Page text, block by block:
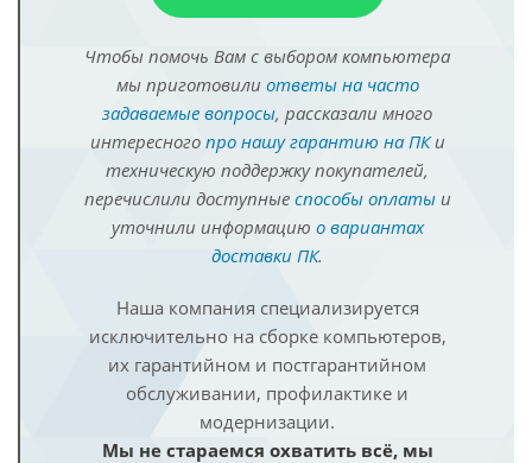
Чтобы помочь Вам с выбором компьютера
мы приготовили ответы на часто
задаваемые вопросы, рассказали много
интересного про нашу гарантию на ПКи
техническую поддержку покупателей,
перечислили доступные способы оплатыи
уточнили информацию о вариантах
доставки ПК.
Наша компания специализируется
исключительно на сборке компьютеров,
их гарантийном и постгарантийном
обслуживании, профилактике и
модернизации.
Мы не стараемся охватить всё, мы